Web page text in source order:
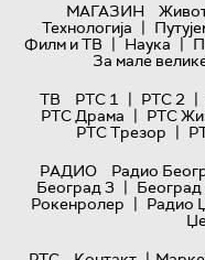
МАГАЗИН
Технологијa |
Филм и ТВ | Наука |
За мале
ТВ
РТС 1 | РТС 2 |
РТС Драма | РТС
РТС Трезор |
РАДИО
Радио
Београд 3 |
Рокенролер | Радио